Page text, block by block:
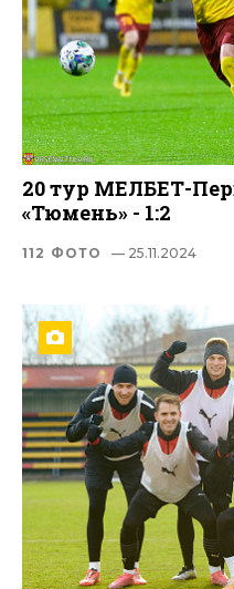
20 тур МЕЛБЕТ-
«Тюмень» - 1:2
112 ФОТО — 25.11.2024